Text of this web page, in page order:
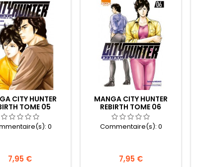
CITY HUNTER
TOME 05
0
Prix
7,95 €
MANGA CITY HUNTER
REBIRTH TOME 06
Commentaire(s):0
Prix
7,95 €